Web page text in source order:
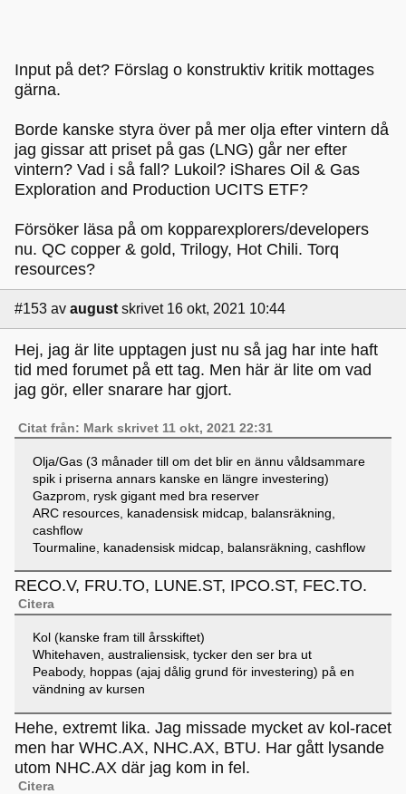
Input på det? Förslag o konstruktiv kritik mottages
gärna.
Borde kanske styra över på mer olja efter vintern då
jag gissar att priset på gas (LNG) går ner efter
vintern? Vad i så fall? Lukoil? iShares Oil & Gas
Exploration and Production UCITS ETF?
Försöker läsa på om kopparexplorers/developers
nu. QC copper & gold, Trilogy, Hot Chili. Torq
resources?
#153 av august skrivet 16 okt, 2021 10:44
Hej, jag är lite upptagen just nu så jag har inte haft
tid med forumet på ett tag. Men här är lite om vad
jag gör, eller snarare har gjort.
Citat från: Mark skrivet 11 okt, 2021 22:31
Olja/Gas (3 månader till om det blir en ännu våldsammare
spik i priserna annars kanske en längre investering)
Gazprom, rysk gigant med bra reserver
ARC resources, kanadensisk midcap, balansräkning,
cashflow
Tourmaline, kanadensisk midcap, balansräkning, cashflow
RECO.V, FRU.TO, LUNE.ST, IPCO.ST, FEC.TO.
Citera
Kol (kanske fram till årsskiftet)
Whitehaven, australiensisk, tycker den ser bra ut
Peabody, hoppas (ajaj dålig grund för investering) på en
vändning av kursen
Hehe, extremt lika. Jag missade mycket av kol-racet
men har WHC.AX, NHC.AX, BTU. Har gått lysande
utom NHC.AX där jag kom in fel.
Citera